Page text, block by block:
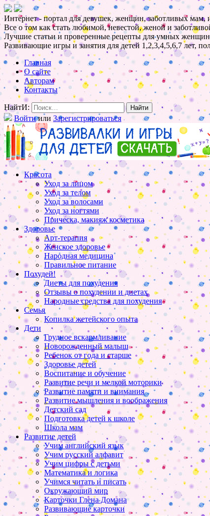
Интернет - портал для девушек, женщин, заботливых мам,
Все о том как стать любимой, невестой, женой и
Лучшие статьи и проверенные рецепты для умных
Развивающие игры и занятия для детей 1,2,3,4,5,6,7 лет,
Главная
О сайте
Авторам
Контакты
НайтИ:
Войтиили Зарегистрироваться
Красота
Уход за лицом
Уход за телом
Уход за волосами
Уход за ногтями
Прическа, макияж косметика
Здоровье
Арт-терапия
Женское здоровье
Народная медицина
Правильное питание
Похудей!
Диеты для похудения
Отзывы о похудении и диетах
Народные средства для похудения
Семья
Копилка жетейского опыта
Дети
Грудное вскармливание
Новорожденный малыш
Ребенок от года и старше
Здоровье детей
Воспитание и обучение
Развитие речи и мелкой моторики
Развитие памяти и внимания
Развитие мышления и воображения
Детский сад
Подготовка детей к школе
Школа мам
Развитие детей
Учим английский язык
Учим русский алфавит
Учим цифры с детьми
Математика и логика
Учимся читать и писать
Окружающий мир
Карточки Глена Домана
Развивающие карточки